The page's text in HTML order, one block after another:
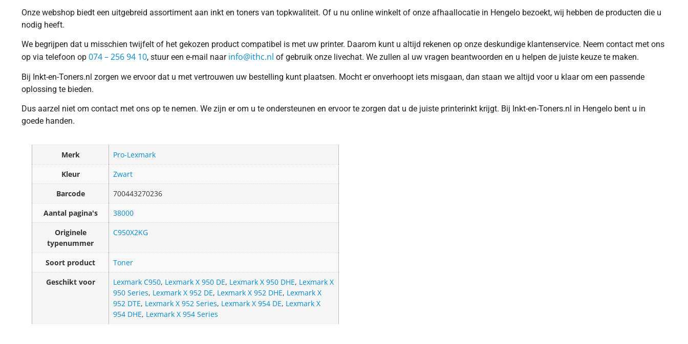
Onze webshop biedt een uitgebreid assortiment aan inkt en toners van topkwaliteit. Of u nu online winkelt of onze afhaallocatie in Hengelo bezoekt, wij hebben de producten die u
nodig heeft.
We begrijpen dat u misschien twijfelt of het gekozen product compatibel is met uw printer. Daarom kunt u altijd rekenen op onze deskundige klantenservice. Neem contact met ons
op via telefoon op 074 – 256 94 10, stuur een e-mail naar info@ithc.nl of gebruik onze livechat. We zullen al uw vragen beantwoorden en u helpen de juiste keuze te maken.
Bij Inkt-en-Toners.nl zorgen we ervoor dat u met vertrouwen uw bestelling kunt plaatsen. Mocht er onverhoopt iets misgaan, dan staan we altijd voor u klaar om een passende
oplossing te bieden.
Dus aarzel niet om contact met ons op te nemen. We zijn er om u te ondersteunen en ervoor te zorgen dat u de juiste printerinkt krijgt. Bij Inkt-en-Toners.nl in Hengelo bent u in
goede handen.
Merk
Pro-Lexmark
Kleur
Zwart
Barcode
700443270236
Aantal pagina's
38000
Originele
typenummer
C950X2KG
Soort product
Toner
Geschikt voor
Lexmark C950, Lexmark X 950 DE, Lexmark X 950 DHE, Lexmark X
950 Series, Lexmark X 952 DE, Lexmark X 952 DHE, Lexmark X
952 DTE, Lexmark X 952 Series, Lexmark X 954 DE, Lexmark X
954 DHE, Lexmark X 954 Series